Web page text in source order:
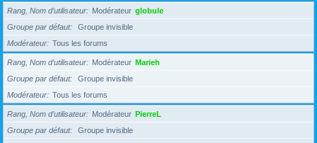
Rang, Nom d’utilisateur Modérateur globule
Groupe par défaut
Groupe invisible
Modérateur
Tous les forums
Rang, Nom d’utilisateur Modérateur Marieh
Groupe par défaut
Groupe invisible
Modérateur
Tous les forums
Rang, Nom d’utilisateur Modérateur PierreL
Groupe par défaut
Groupe invisible